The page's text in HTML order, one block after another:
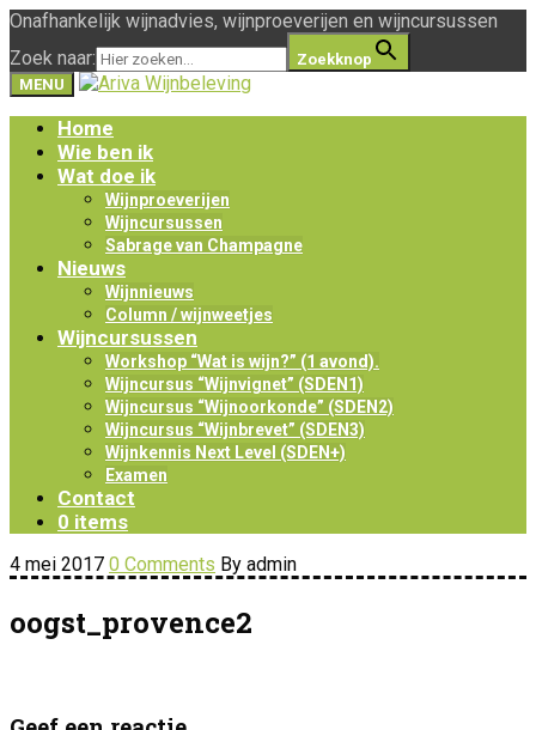
Onafhankelijk wijnadvies, wijnproeverijen en wijncursussen
Zoek naar:
Zoekknop
MENU
Home
Wie ben ik
Wat doe ik
Wijnproeverijen
Wijncursussen
Sabrage van Champagne
Nieuws
Wijnnieuws
Column / wijnweetjes
Wijncursussen
Workshop “Wat is wijn?” (1 avond).
Wijncursus “Wijnvignet” (SDEN1)
Wijncursus “Wijnoorkonde” (SDEN2)
Wijncursus “Wijnbrevet” (SDEN3)
Wijnkennis Next Level (SDEN+)
Examen
Contact
0 items
4 mei 2017 0 Comments By admin
oogst_provence2